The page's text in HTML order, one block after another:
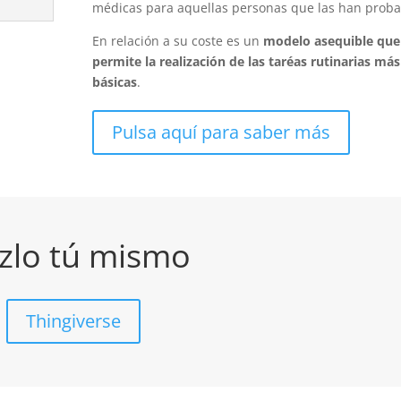
médicas para aquellas personas que las han
En relación a su coste es un modelo asequible que
permite la realización de las taréas rutinarias más
básicas.
Pulsa aquí para saber más
tú mismo
Thingiverse